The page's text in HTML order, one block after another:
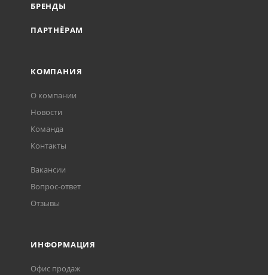
БРЕНДЫ
ПАРТНЁРАМ
КОМПАНИЯ
О компании
Новости
Команда
Контакты
Вакансии
Вопрос-ответ
Отзывы
ИНФОРМАЦИЯ
Офис продаж